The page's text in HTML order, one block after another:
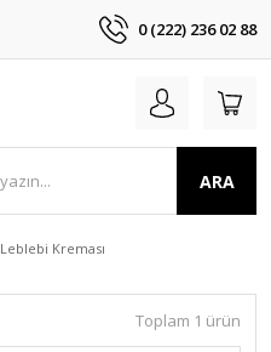
0 (222) 236 02 88
ARA
Leblebi Kreması
Toplam 1 ürün